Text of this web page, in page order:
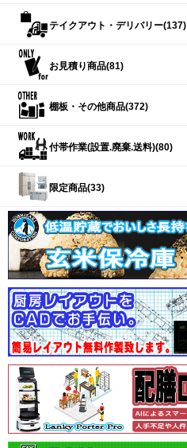
テイクアウト・デリバリー(137)
お見積り商品(81)
棚板・その他商品(372)
付帯作業(設置.廃棄.送料)(80)
限定商品(33)